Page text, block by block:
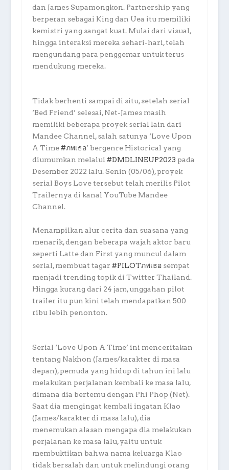
dan James Supamongkon. Partnership yang
berperan sebagai King dan Uea itu memiliki
kemistri yang sangat kuat. Mulai dari visual,
hingga interaksi mereka sehari-hari, telah
mengundang para penggemar untuk terus
mendukung mereka.
Tidak berhenti sampai di situ, setelah serial
‘Bed Friend’ selesai, Net-James masih
memiliki beberapa proyek serial lain dari
Mandee Channel, salah satunya ‘Love Upon
A Time#ภพเธอ’ bergenre Historical yang
diumumkan melalui #DMDLINEUP2023 pada
Desember 2022 lalu. Senin (05/06), proyek
serial Boys Love tersebut telah merilis Pilot
Trailernya di kanal YouTube Mandee
Channel.
Menampilkan alur cerita dan suasana yang
menarik, dengan beberapa wajah aktor baru
seperti Latte dan First yang muncul dalam
serial, membuat tagar #PILOTภพเธอsempat
menjadi trending topik di Twitter Thailand.
Hingga kurang dari 24 jam, unggahan pilot
trailer itu pun kini telah mendapatkan 500
ribu lebih penonton.
Serial ‘Love Upon A Time’ ini menceritakan
tentang Nakhon (James/karakter di masa
depan), pemuda yang hidup di tahun ini lalu
melakukan perjalanan kembali ke masa lalu,
dimana dia bertemu dengan Phi Phop (Net).
Saat dia mengingat kembali ingatan Klao
(James/karakter di masa lalu), dia
menemukan alasan mengapa dia melakukan
perjalanan ke masa lalu, yaitu untuk
membuktikan bahwa nama keluarga Klao
tidak bersalah dan untuk melindungi orang